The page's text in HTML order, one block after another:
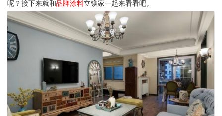
呢？接下来就和品牌涂料立镁家一起来看看吧。